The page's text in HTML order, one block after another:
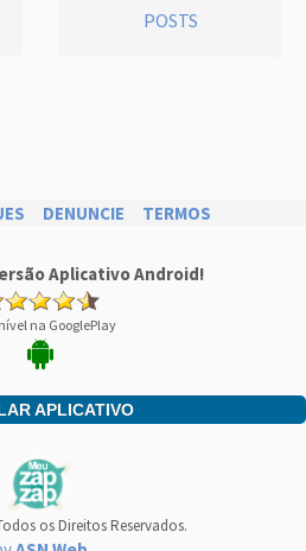
POSTS
DENUNCIE TERMOS
Aplicativo Android!
na GooglePlay
APLICATIVO
os Direitos Reservados.